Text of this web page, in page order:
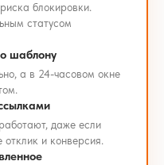
блокировки.
статусом
шаблону
а в 24-часовом окне
даже если
и конверсия.